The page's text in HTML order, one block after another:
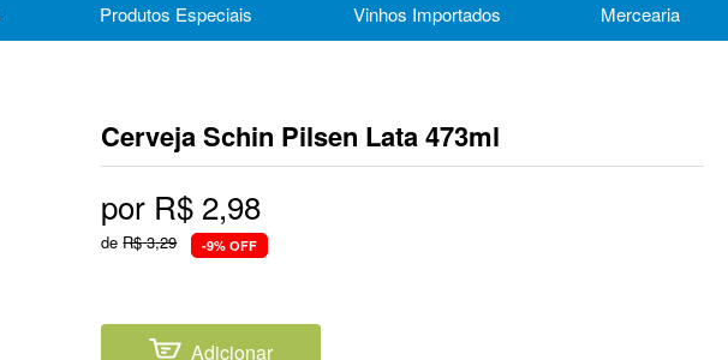
Produtos Especiais Vinhos Importados Mercearia
Cerveja Schin Pilsen Lata 473ml
por R$ 2,98
deR$ 3,29 -9% OFF
Adicionar